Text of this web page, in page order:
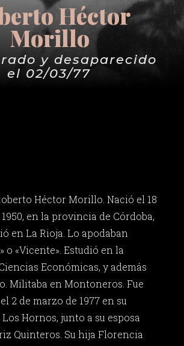
Héctor
Morillo
y desaparecido
el 02/03/77
Héctor Morillo. Nació el 18
en la provincia de Córdoba,
en La Rioja. Lo apodaban
o «Vicente». Estudió en la
Económicas, y además
Militaba en Montoneros. Fue
2 de marzo de 1977 en su
Hornos, junto a su esposa
Quinteros. Su hija Florencia